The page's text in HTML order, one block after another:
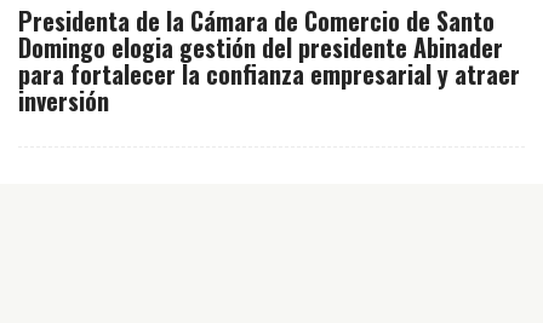
Presidenta de la Cámara de Comercio de Santo
Domingo elogia gestión del presidente Abinader
para fortalecer la confianza empresarial y atraer
inversión